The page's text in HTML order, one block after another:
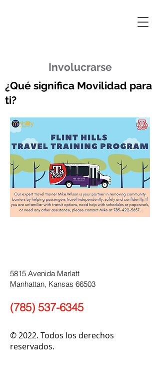
Involucrarse
¿Qué significa Movilidad para
ti?
5815 Avenida Marlatt
Manhattan, Kansas 66503
(785) 537-6345
© 2022. Todos los derechos
reservados.